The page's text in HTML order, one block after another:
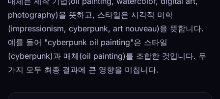
photography)을 뜻하고, 스타일은 시각적 미학
(impressionism, cyberpunk, art nouveau)을 뜻합니다.
예를 들어 "cyberpunk oil painting"은 스타일
(cyberpunk)과 매체(oil painting)를 조합한 것입니다. 두
가지 모두 최종 결과에 큰 영향을 미칩니다.